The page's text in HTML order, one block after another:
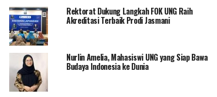
“Kami berharap mahasiswa bisa memanfaatkan peluang
ini dengan baik. Ini adalah wujud perhatian nyata bagi
generasi muda yang memiliki semangat, integritas, dan
prestasi akademik,” pungkasnya.
RELATED TOPICS:
BEASISWAPEGADAIAN2025
Rektorat Dukung Langkah FOK UNG Raih
Akreditasi Terbaik Prodi Jasmani
Nurlin Amelia, Mahasiswi UNG yang Siap Bawa
Budaya Indonesia ke Dunia